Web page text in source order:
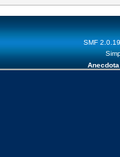
SMF 2.0.19
Anecdota